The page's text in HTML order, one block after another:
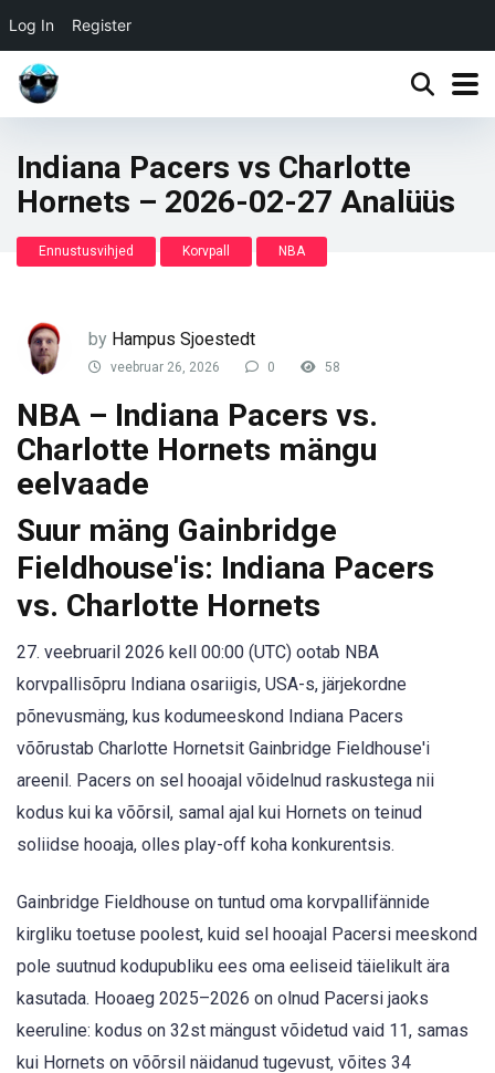
Log In Register
Indiana Pacers vs Charlotte
Hornets – 2026-02-27 Analüüs
Ennustusvihjed Korvpall NBA
by Hampus Sjoestedt
veebruar 26, 2026 0 58
NBA – Indiana Pacers vs.
Charlotte Hornets mängu
eelvaade
Suur mäng Gainbridge
Fieldhouse'is: Indiana Pacers
vs. Charlotte Hornets
27. veebruaril 2026 kell 00:00 (UTC) ootab NBA
korvpallisõpru Indiana osariigis, USA-s, järjekordne
põnevusmäng, kus kodumeeskond Indiana Pacers
võõrustab Charlotte Hornetsit Gainbridge Fieldhouse'i
areenil. Pacers on sel hooajal võidelnud raskustega nii
kodus kui ka võõrsil, samal ajal kui Hornets on teinud
soliidse hooaja, olles play-off koha konkurentsis.
Gainbridge Fieldhouse on tuntud oma korvpallifännide
kirgliku toetuse poolest, kuid sel hooajal Pacersi meeskond
pole suutnud kodupubliku ees oma eeliseid täielikult ära
kasutada. Hooaeg 2025–2026 on olnud Pacersi jaoks
keeruline: kodus on 32st mängust võidetud vaid 11, samas
kui Hornets on võõrsil näidanud tugevust, võites 34